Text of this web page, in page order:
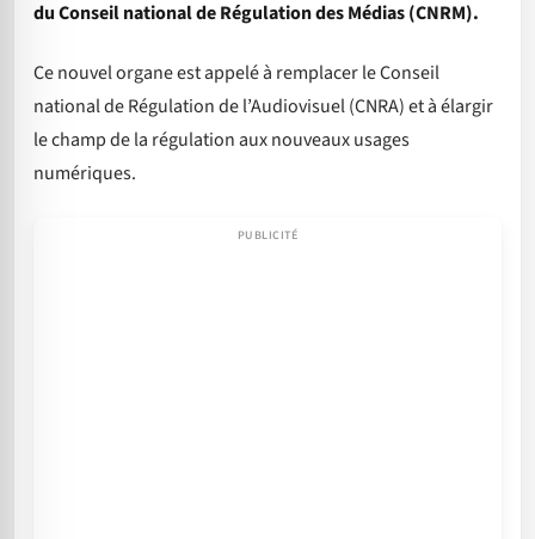
du Conseil national de Régulation des Médias (CNRM).
Ce nouvel organe est appelé à remplacer le Conseil
national de Régulation de l’Audiovisuel (CNRA) et à élargir
le champ de la régulation aux nouveaux usages
numériques.